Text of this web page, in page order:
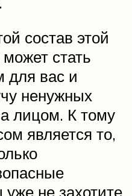
состав этой
стать
для вас и
ненужных
лицом. К тому
является то,
не захотите